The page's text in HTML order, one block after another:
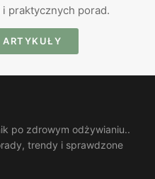
praktycznych porad.
ARTYKUŁY
po zdrowym odżywianiu..
trendy i sprawdzone